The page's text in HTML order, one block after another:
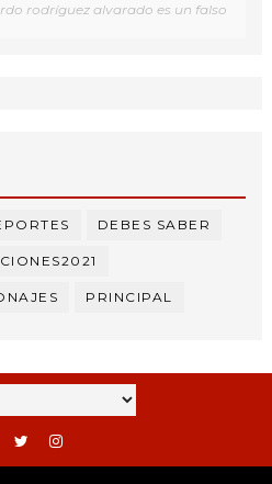
rodríguez alvarado es un falso
DEBES SABER
PRINCIPAL